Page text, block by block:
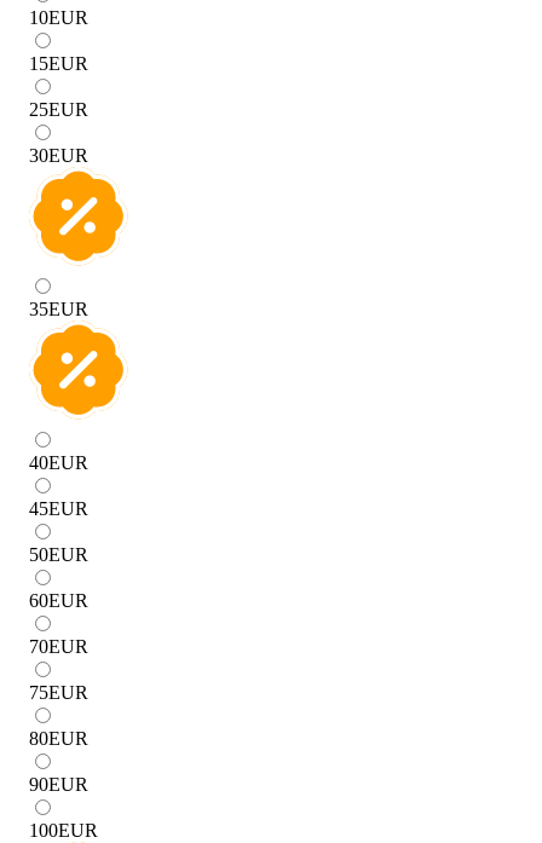
10EUR
15EUR
25EUR
30EUR
35EUR
40EUR
45EUR
50EUR
60EUR
70EUR
75EUR
80EUR
90EUR
100EUR